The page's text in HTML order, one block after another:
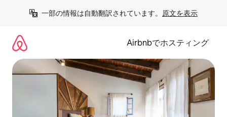
一部の情報は自動翻訳されています。 原文を表示
Airbnbでホスティング